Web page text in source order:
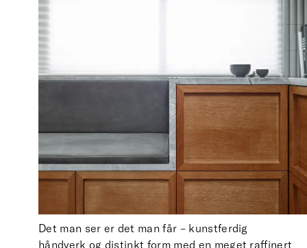
Det man ser er det man får – kunstferdig
håndverk og distinkt form med en meget raffinert